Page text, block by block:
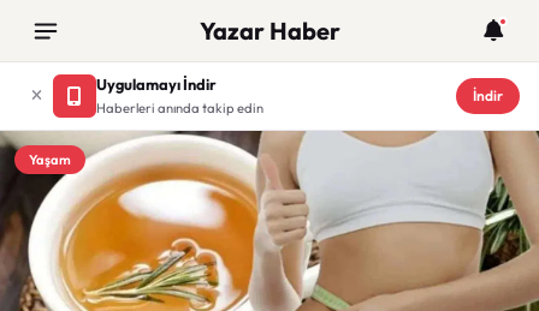
Yazar Haber
Uygulamayı İndir
Haberleri anında takip edin
İndir
Yaşam